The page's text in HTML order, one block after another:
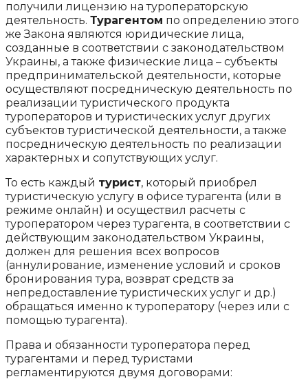
получили лицензию на туроператорскую
деятельность. Турагентом по определению этого
же Закона являются юридические лица,
созданные в соответствии с законодательством
Украины, а также физические лица – субъекты
предпринимательской деятельности, которые
осуществляют посредническую деятельность по
реализации туристического продукта
туроператоров и туристических услуг других
субъектов туристической деятельности, а также
посредническую деятельность по реализации
характерных и сопутствующих услуг.
То есть каждый турист, который приобрел
туристическую услугу в офисе турагента (или в
режиме онлайн) и осуществил расчеты с
туроператором через турагента, в соответствии с
действующим законодательством Украины,
должен для решения всех вопросов
(аннулирование, изменение условий и сроков
бронирования тура, возврат средств за
непредоставление туристических услуг и др.)
обращаться именно к туроператору (через или с
помощью турагента).
Права и обязанности туроператора перед
турагентами и перед туристами
регламентируются двумя договорами: